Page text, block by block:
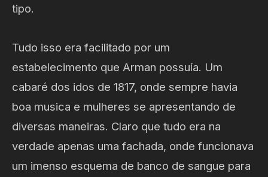
tipo.
Tudo isso era facilitado por um
estabelecimento que Arman possuía. Um
cabaré dos idos de 1817, onde sempre havia
boa musica e mulheres se apresentando de
diversas maneiras. Claro que tudo era na
verdade apenas uma fachada, onde funcionava
um imenso esquema de banco de sangue para